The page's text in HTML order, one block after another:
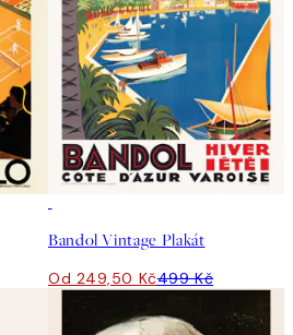
Bandol Vintage Plakát
Od 249,50 Kč499 Kč